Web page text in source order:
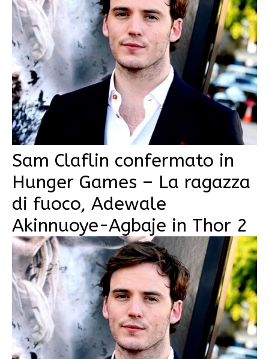
Sam Claflin confermato in
Hunger Games – La ragazza
di fuoco, Adewale
Akinnuoye-Agbaje in Thor 2